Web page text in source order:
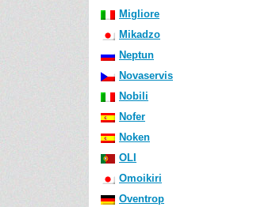
Migliore
Mikadzo
Neptun
Novaservis
Nobili
Nofer
Noken
OLI
Omoikiri
Oventrop